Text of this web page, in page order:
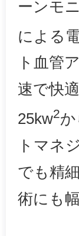
ーンモ
による
ト血管
速で快
25kw2
トマネ
でも精
術にも